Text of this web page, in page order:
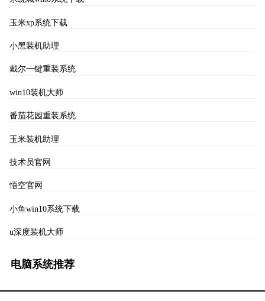
玉米xp系统下载
小黑装机助理
戴尔一键重装系统
win10装机大师
番茄花园重装系统
玉米装机助理
技术员官网
悟空官网
小鱼win10系统下载
u深度装机大师
电脑系统推荐